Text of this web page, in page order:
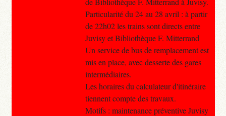
Particularité du 24 au 28 avril : à partir
de 22h02 les trains sont directs entre
Juvisy et Bibliothèque F. Mitterrand
Un service de bus de remplacement est
mis en place, avec desserte des gares
intermédiaires.
Les horaires du calculateur d'itinéraire
tiennent compte des travaux.
Motifs : maintenance préventive Juvisy